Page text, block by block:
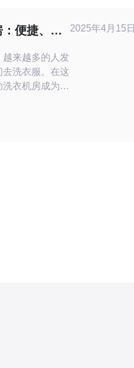
同时还有专业
便捷、高
越来越多的人发
洗衣服。在这
衣机房成为了
2025年4月15日